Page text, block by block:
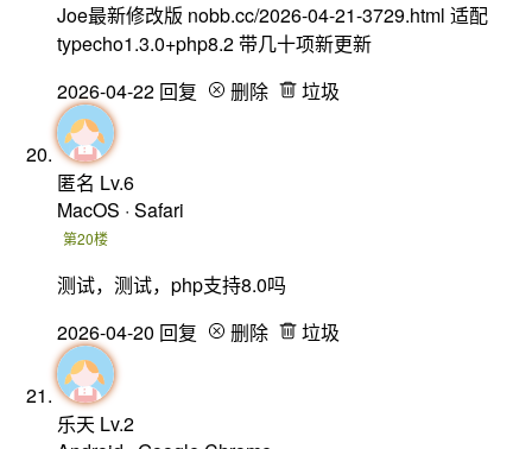
Joe最新修改版 nobb.cc/2026-04-21-3729.html 适配
typecho1.3.0+php8.2 带几十项新更新
2026-04-22 回复 删除 垃圾
匿名 Lv.6
MacOS · Safari
第20楼
测试，测试，php支持8.0吗
2026-04-20 回复 删除 垃圾
乐天 Lv.2